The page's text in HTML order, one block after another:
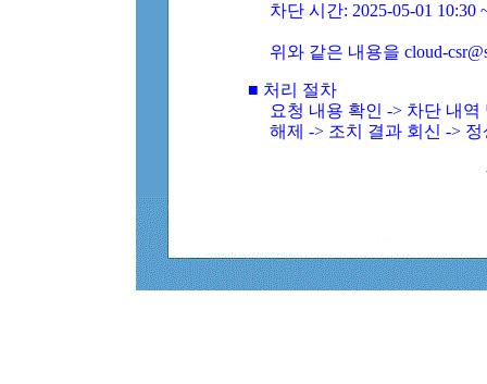
차단 시간: 2025-05-01 10:30
위와 같은 내용을 cloud-
■ 처리 절차
요청 내용 확인 -> 차단 내
해제 -> 조치 결과 회신 ->